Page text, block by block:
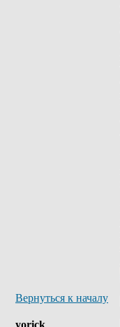
Вернуться к началу
yorick